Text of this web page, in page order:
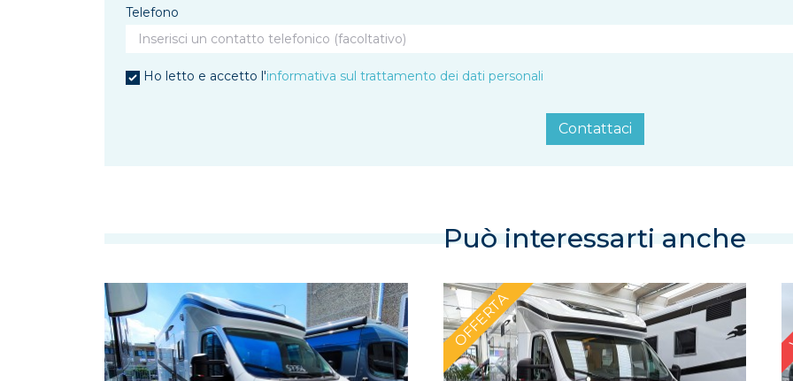
Telefono
Ho letto e accetto l'informativa sul trattamento dei dati personali
Contattaci
Può interessarti anche
OFFERTA